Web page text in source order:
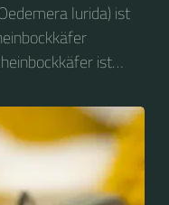
lurida) ist
ist